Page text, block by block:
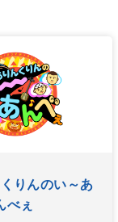
りんのい～あ
べぇ